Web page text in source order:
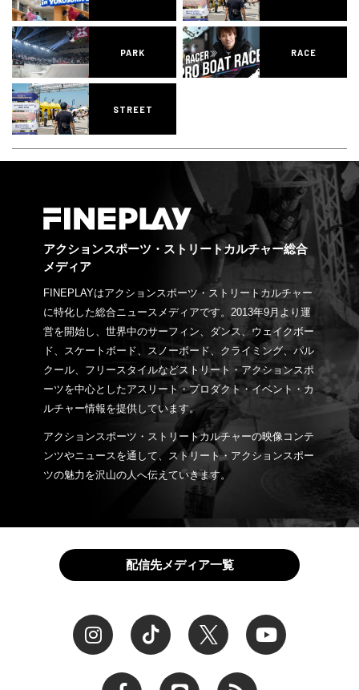
PARK RACE
STREET
アクションスポーツ・ストリートカルチャー総合
メディア
FINEPLAYはアクションスポーツ・ストリートカルチャー
に特化した総合ニュースメディアです。2013年9月より運
営を開始し、世界中のサーフィン、ダンス、ウェイクボー
ド、スケートボード、スノーボード、クライミング、パル
クール、フリースタイルなどストリート・アクションスポ
ーツを中心としたアスリート・プロダクト・イベント・カ
ルチャー情報を提供しています。
アクションスポーツ・ストリートカルチャーの映像コンテ
ンツやニュースを通して、ストリート・アクションスポー
ツの魅力を沢山の人へ伝えていきます。
配信先メディア一覧